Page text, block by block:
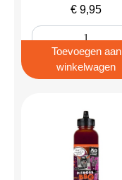
€ 9,95
Toevoegen aan
winkelwagen